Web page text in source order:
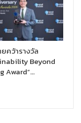
ะประธานกรรมการ
จ.กสิกรไทยกว่า 300
ณครับลูกค้าผู้ลงทุนทุก
ละทีมงานทุกคนเรา
Mind Investment
นายวินกล่าว
เทรนด์ระดับโลก
คว้ารางวัล
Beyond
Award”…